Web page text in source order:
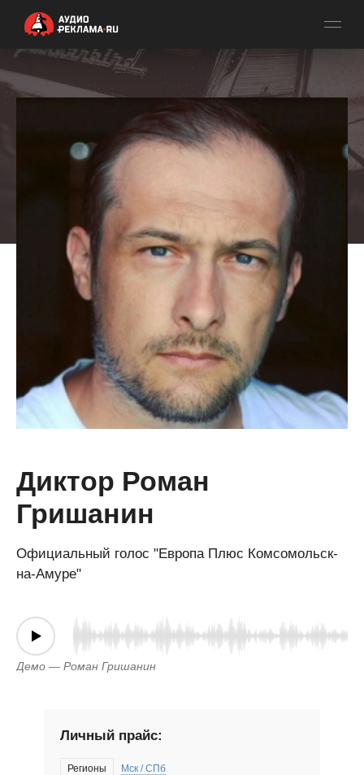
Диктор Роман
Гришанин
Официальный голос "Европа Плюс Комсомольск-
на-Амуре"
Демо — Роман Гришанин
Личный прайс:
Регионы Мск / СПб